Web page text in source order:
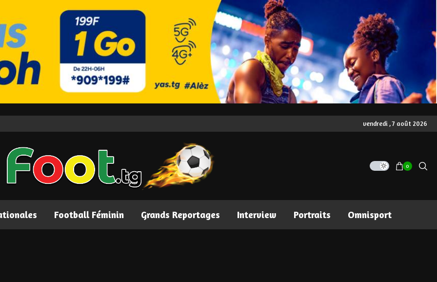
vendredi , 7 août 2026
0
Football Féminin Grands Reportages Interview Portraits Omnisport